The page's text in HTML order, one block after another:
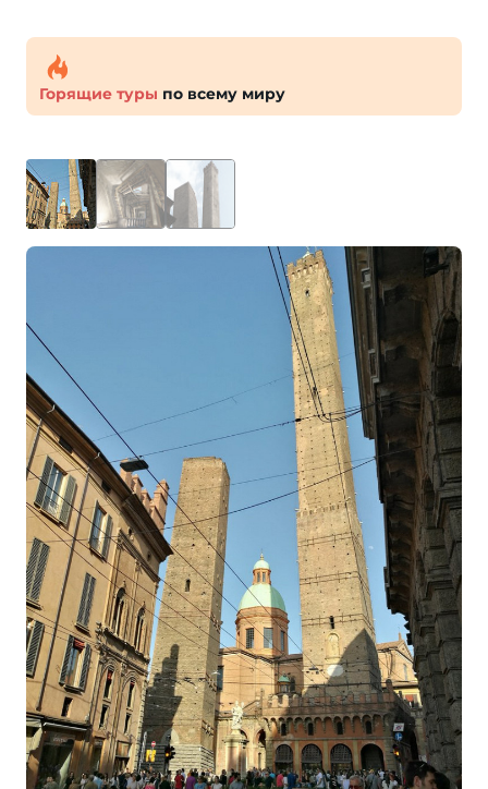
Горящие туры по всему миру